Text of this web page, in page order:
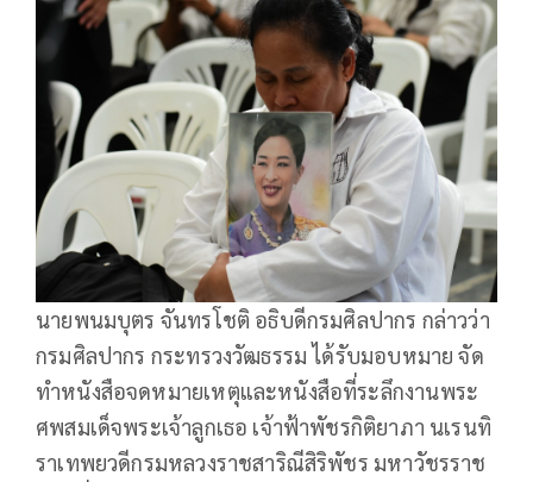
นายพนมบุตร จันทรโชติ อธิบดีกรมศิลปากร กล่าวว่า
กรมศิลปากร กระทรวงวัฒธรรม ได้รับมอบหมาย จัด
ทำหนังสือจดหมายเหตุและหนังสือที่ระลึกงานพระ
ศพสมเด็จพระเจ้าลูกเธอ เจ้าฟ้าพัชรกิติยาภา นเรนทิ
ราเทพยวดีกรมหลวงราชสาริณีสิริพัชร มหาวัชรราช